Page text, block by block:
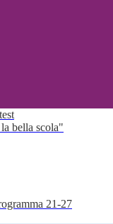
bella scola"
21-27